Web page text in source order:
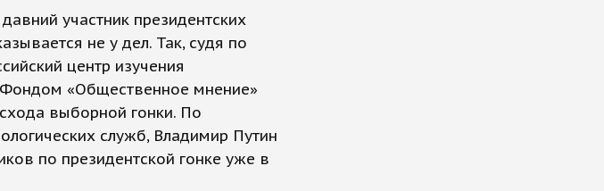
участник президентских
не у дел. Так, судя по
центр изучения
«Общественное мнение»
выборной гонки. По
служб, Владимир Путин
по президентской гонке уже в